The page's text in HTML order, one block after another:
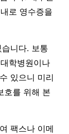
로 영수증을
니다. 보통
학병원이나
있으니 미리
호를 위해 본
팩스나 이메